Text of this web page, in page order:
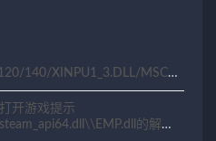
140/XINPU1_3.DLL/MSCV
决方法
打开游戏提示
steam_api64.dll\\EMP.dll的解决